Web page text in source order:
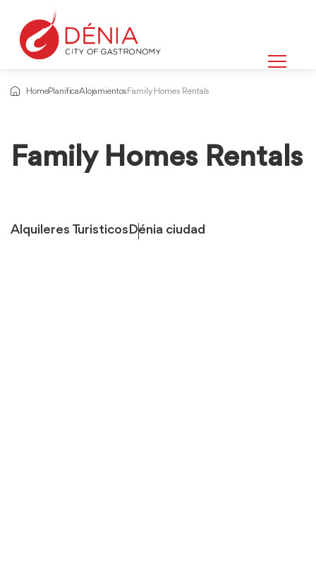
HomePlanificaAlojamientos Family Homes Rentals
Family Homes Rentals
Alquileres TuristicosDénia ciudad